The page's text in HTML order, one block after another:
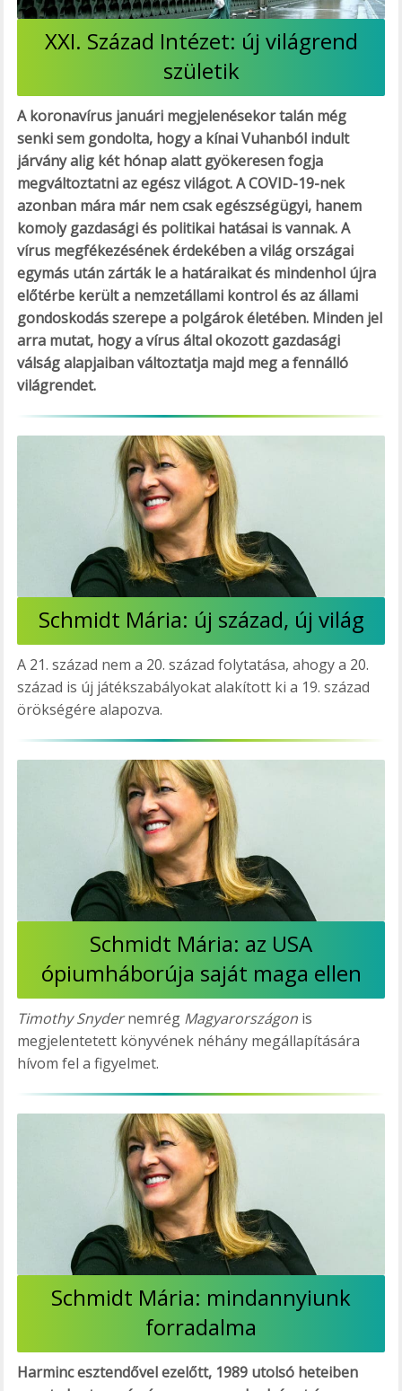
XXI. Század Intézet: új világrend
születik
A koronavírus januári megjelenésekor talán még
senki sem gondolta, hogy a kínai Vuhanból indult
járvány alig két hónap alatt gyökeresen fogja
megváltoztatni az egész világot. A COVID-19-nek
azonban mára már nem csak egészségügyi, hanem
komoly gazdasági és politikai hatásai is vannak. A
vírus megfékezésének érdekében a világ országai
egymás után zárták le a határaikat és mindenhol újra
előtérbe került a nemzetállami kontrol és az állami
gondoskodás szerepe a polgárok életében. Minden jel
arra mutat, hogy a vírus által okozott gazdasági
válság alapjaiban változtatja majd meg a fennálló
világrendet.
Schmidt Mária: új század, új világ
A 21. század nem a 20. század folytatása, ahogy a 20.
század is új játékszabályokat alakított ki a 19. század
örökségére alapozva.
Schmidt Mária: az USA
ópiumháborúja saját maga ellen
Timothy Snydernemrég Magyarországon is
megjelentetett könyvének néhány megállapítására
hívom fel a figyelmet.
Schmidt Mária: mindannyiunk
forradalma
Harminc esztendővel ezelőtt, 1989 utolsó heteiben